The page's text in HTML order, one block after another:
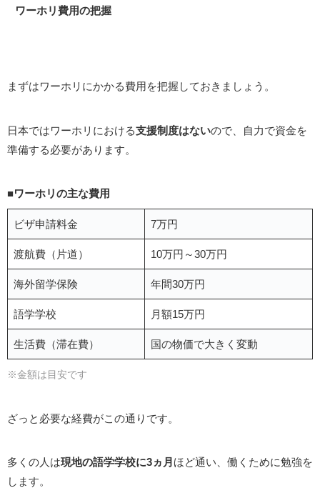
ワーホリ費用の把握
まずはワーホリにかかる費用を把握しておきましょう。
日本ではワーホリにおける支援制度はないので、自力で資金を
準備する必要があります。
■ワーホリの主な費用
ビザ申請料金 7万円
渡航費（片道） 10万円～30万円
海外留学保険 年間30万円
語学学校 月額15万円
生活費（滞在費） 国の物価で大きく変動
※金額は目安です
ざっと必要な経費がこの通りです。
多くの人は現地の語学学校に3ヵ月 ほど通い、働くために勉強を
します。